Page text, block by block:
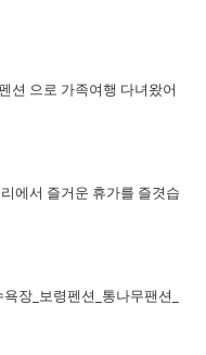
션 으로 가족여행 다녀왔어
에서 즐거운 휴가를 즐겻습
장_보령펜션_통나무팬션_